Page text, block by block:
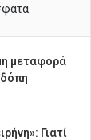
μεταφορά
Γιατί